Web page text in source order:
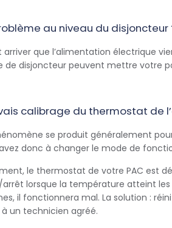
au niveau du disjoncteur
arriver que l’alimentation électrique
de disjoncteur peuvent mettre votre
calibrage du thermostat de
se produit généralement
donc à changer le mode de
le thermostat de votre PAC est
lorsque la température atteint
il fonctionnera mal. La solution :
un technicien agréé.